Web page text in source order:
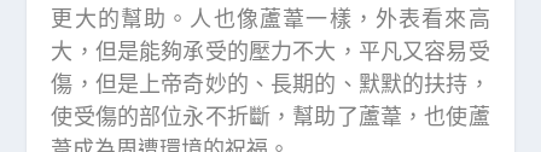
更大的幫助。人也像蘆葦一樣，外表看來高
大，但是能夠承受的壓力不大，平凡又容易受
傷，但是上帝奇妙的、長期的、默默的扶持，
使受傷的部位永不折斷，幫助了蘆葦，也使蘆